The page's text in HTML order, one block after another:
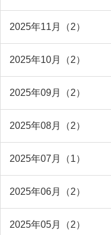
2025年11月（2）
2025年10月（2）
2025年09月（2）
2025年08月（2）
2025年07月（1）
2025年06月（2）
2025年05月（2）